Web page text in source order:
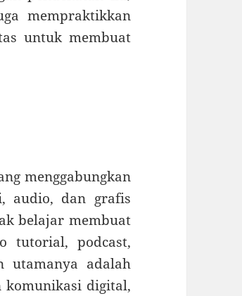
mempraktikkan
untuk membuat
menggabungkan
audio, dan grafis
belajar membuat
tutorial, podcast,
utamanya adalah
digital,